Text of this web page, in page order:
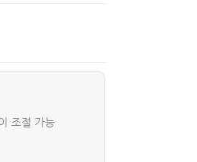
조절 가능